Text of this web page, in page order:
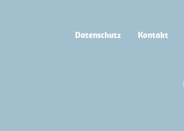
Datenschutz Kontakt